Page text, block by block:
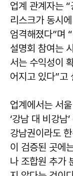
업계 관계자는
리스크가 동시
엄격해졌다”며
설명회 참여는
서는 수익성이
어지고 있다”고
업계에서는 서
‘강남 대 비강남
강남권이라도
이 검증된 곳에
나 조합원 추가